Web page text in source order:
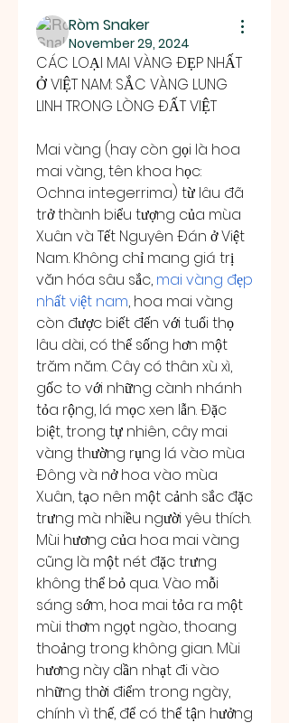
Ròm Snaker
November 29, 2024
CÁC LOẠI MAI VÀNG ĐẸP NHẤT
Ở VIỆT NAM: SẮC VÀNG LUNG
LINH TRONG LÒNG ĐẤT VIỆT
Mai vàng (hay còn gọi là hoa
mai vàng, tên khoa học:
Ochna integerrima) từ lâu đã
trở thành biểu tượng của mùa
Xuân và Tết Nguyên Đán ở Việt
Nam. Không chỉ mang giá trị
văn hóa sâu sắc, mai vàng đẹp
nhất việt nam, hoa mai vàng
còn được biết đến với tuổi thọ
lâu dài, có thể sống hơn một
trăm năm. Cây có thân xù xì,
gốc to với những cành nhánh
tỏa rộng, lá mọc xen lẫn. Đặc
biệt, trong tự nhiên, cây mai
vàng thường rụng lá vào mùa
Đông và nở hoa vào mùa
Xuân, tạo nên một cảnh sắc đặc
trưng mà nhiều người yêu thích.
Mùi hương của hoa mai vàng
cũng là một nét đặc trưng
không thể bỏ qua. Vào mỗi
sáng sớm, hoa mai tỏa ra một
mùi thơm ngọt ngào, thoang
thoảng trong không gian. Mùi
hương này dần nhạt đi vào
những thời điểm trong ngày,
chính vì thế, để có thể tận hưởng